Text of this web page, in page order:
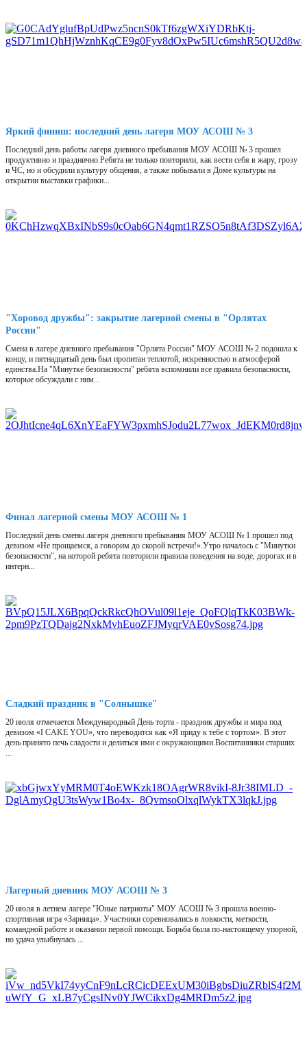
Яркий финиш: последний день лагеря МОУ АСОШ № 3
Последний день работы лагеря дневного пребывания МОУ АСОШ № 3 прошел
продуктивно и празднично.Ребята не только повторили, как вести себя в жару, грозу
и ЧС, но и обсудили культуру общения, а также побывали в Доме культуры на
открытии выставки графики...
"Хоровод дружбы": закрытие лагерной смены в "Орлятах
России"
Смена в лагере дневного пребывания "Орлята России" МОУ АСОШ № 2 подошла к
концу, и пятнадцатый день был пропитан теплотой, искренностью и атмосферой
единства.На "Минутке безопасности" ребята вспомнили все правила безопасности,
которые обсуждали с ним...
Финал лагерной смены МОУ АСОШ № 1
Последний день смены лагеря дневного пребывания МОУ АСОШ № 1 прошел под
девизом «Не прощаемся, а говорим до скорой встречи!».Утро началось с "Минутки
безопасности", на которой ребята повторили правила поведения на воде, дорогах и в
интерн...
Сладкий праздник в "Солнышке"
20 июля отмечается Международный День торта - праздник дружбы и мира под
девизом «I CAKE YOU», что переводится как «Я приду к тебе с тортом». В этот
день принято печь сладости и делиться ими с окружающими.Воспитанники старших
...
Лагерный дневник МОУ АСОШ № 3
20 июля в летнем лагере "Юные патриоты" МОУ АСОШ № 3 прошла военно-
спортивная игра «Зарница». Участники соревновались в ловкости, меткости,
командной работе и оказании первой помощи. Борьба была по-настоящему упорной,
но удача улыбнулась ...